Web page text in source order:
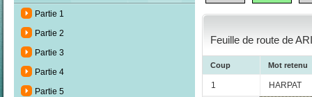
Partie 1
Partie 2
Partie 3
Partie 4
Partie 5
Feuille de route de
Coup Mot retenu
1 HARPAT